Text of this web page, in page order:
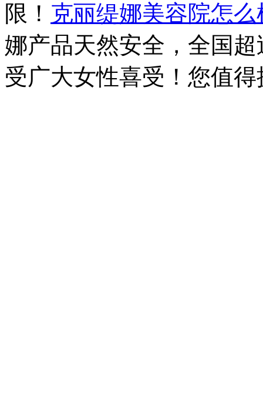
限！ 克丽缇娜美容院怎么
娜产品天然安全，全国
受广大女性喜受！您值得